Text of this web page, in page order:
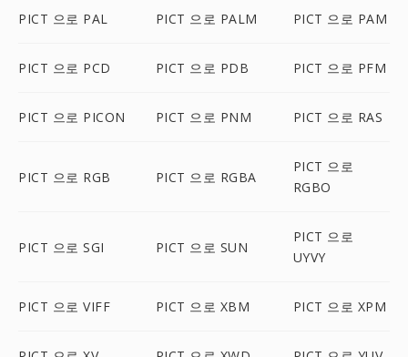
PICT 으로 PAL PICT 으로 PALM PICT 으로 PAM
PICT 으로 PCD PICT 으로 PDB PICT 으로 PFM
PICT 으로 PICON PICT 으로 PNM PICT 으로 RAS
PICT 으로 RGB PICT 으로 RGBA
PICT 으로
RGBO
PICT 으로 SGI PICT 으로 SUN
PICT 으로
UYVY
PICT 으로 VIFF PICT 으로 XBM PICT 으로 XPM